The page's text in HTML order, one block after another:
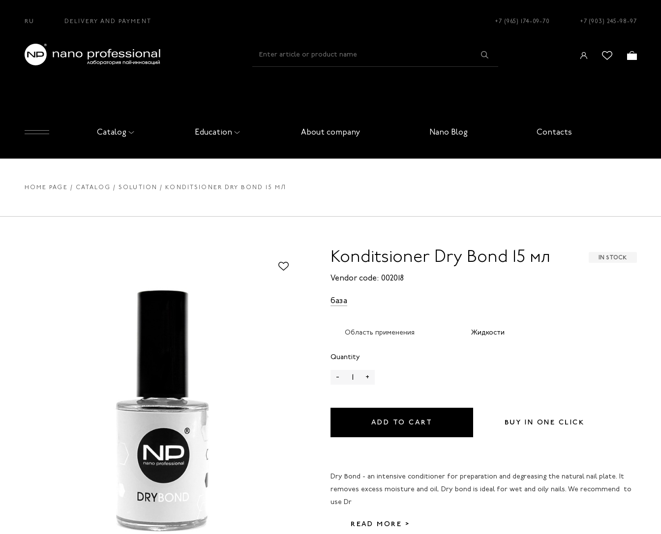
RU DELIVERY AND PAYMENT +7 (965) 174-09-70 +7 (903) 245-98-97
Catalog Education About company Nano Blog Contacts
HOME PAGE CATALOG SOLUTION KONDITSIONER DRY BOND 15 МЛ
Konditsioner Dry Bond 15 мл IN STOCK
Vendor code: 002018
база
Область применения Жидкости
Quantity
- +
ADD TO CART BUY IN ONE CLICK
Dry Bond - an intensive conditioner for preparation and degreasing the natural nail plate. It
removes excess moisture and oil. Dry bond is ideal for wet and oily nails. We recommend to
use Dr
READ MORE >